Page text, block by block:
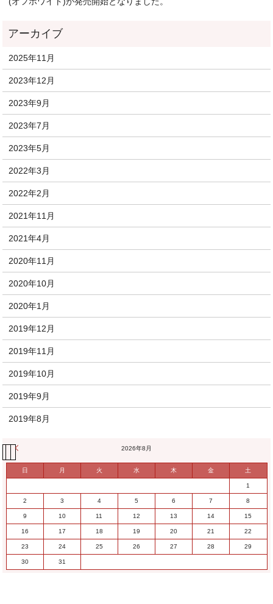
2025年11月
2023年12月
2023年9月
2023年7月
2023年5月
2022年3月
2022年2月
2021年11月
2021年4月
2020年11月
2020年10月
2020年1月
2019年12月
2019年11月
2019年10月
2019年9月
2019年8月
2026年8月
日 月 火 水 木 金 土
1
2 3 4 5 6 7 8
9 10 11 12 13 14 15
16 17 18 19 20 21 22
23 24 25 26 27 28 29
30 31